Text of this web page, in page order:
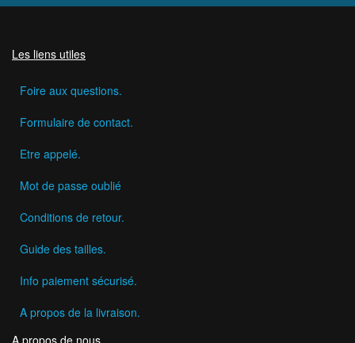
Les liens utiles
Foire aux questions.
Formulaire de contact.
Etre appelé.
Mot de passe oublié
Conditions de retour.
Guide des tailles.
Info paiement sécurisé.
A propos de la livraison.
A propos de nous